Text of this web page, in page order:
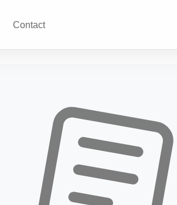
Contact